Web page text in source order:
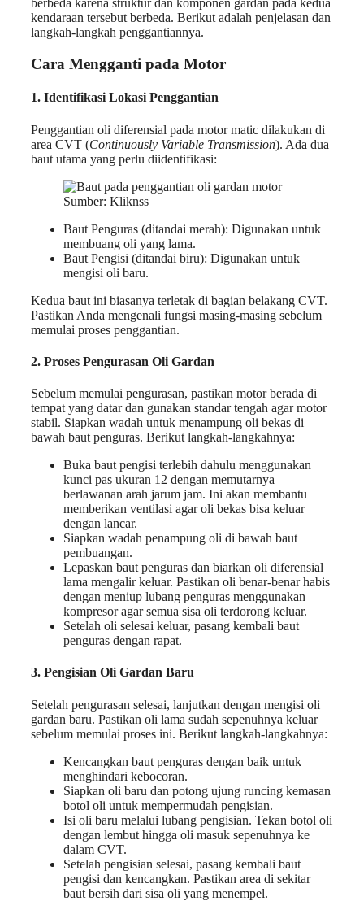
berbeda karena struktur dan komponen gardan pada kedua
kendaraan tersebut berbeda. Berikut adalah penjelasan dan
langkah-langkah penggantiannya.
Cara Mengganti pada Motor
1. Identifikasi Lokasi Penggantian
Penggantian oli diferensial pada motor matic dilakukan di
area CVT (Continuously Variable Transmission). Ada dua
baut utama yang perlu diidentifikasi:
Sumber: Kliknss
Baut Penguras (ditandai merah): Digunakan untuk
membuang oli yang lama.
Baut Pengisi (ditandai biru): Digunakan untuk
mengisi oli baru.
Kedua baut ini biasanya terletak di bagian belakang CVT.
Pastikan Anda mengenali fungsi masing-masing sebelum
memulai proses penggantian.
2. Proses Pengurasan Oli Gardan
Sebelum memulai pengurasan, pastikan motor berada di
tempat yang datar dan gunakan standar tengah agar motor
stabil. Siapkan wadah untuk menampung oli bekas di
bawah baut penguras. Berikut langkah-langkahnya:
Buka baut pengisi terlebih dahulu menggunakan
kunci pas ukuran 12 dengan memutarnya
berlawanan arah jarum jam. Ini akan membantu
memberikan ventilasi agar oli bekas bisa keluar
dengan lancar.
Siapkan wadah penampung oli di bawah baut
pembuangan.
Lepaskan baut penguras dan biarkan oli diferensial
lama mengalir keluar. Pastikan oli benar-benar habis
dengan meniup lubang penguras menggunakan
kompresor agar semua sisa oli terdorong keluar.
Setelah oli selesai keluar, pasang kembali baut
penguras dengan rapat.
3. Pengisian Oli Gardan Baru
Setelah pengurasan selesai, lanjutkan dengan mengisi oli
gardan baru. Pastikan oli lama sudah sepenuhnya keluar
sebelum memulai proses ini. Berikut langkah-langkahnya:
Kencangkan baut penguras dengan baik untuk
menghindari kebocoran.
Siapkan oli baru dan potong ujung runcing kemasan
botol oli untuk mempermudah pengisian.
Isi oli baru melalui lubang pengisian. Tekan botol oli
dengan lembut hingga oli masuk sepenuhnya ke
dalam CVT.
Setelah pengisian selesai, pasang kembali baut
pengisi dan kencangkan. Pastikan area di sekitar
baut bersih dari sisa oli yang menempel.